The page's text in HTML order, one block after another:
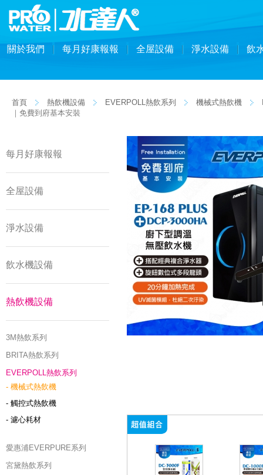
關於我們 每月好康報報 全屋設備 淨水設備 飲
首頁 熱飲機設備 EVERPOLL熱飲系列 機械式熱飲機
｜免費到府基本安裝
每月好康報報
全屋設備
淨水設備
飲水機設備
熱飲機設備
3M熱飲系列
BRITA熱飲系列
EVERPOLL熱飲系列
- 機械式熱飲機
- 觸控式熱飲機
- 濾心耗材
愛惠浦EVERPURE系列
宮黛熱飲系列